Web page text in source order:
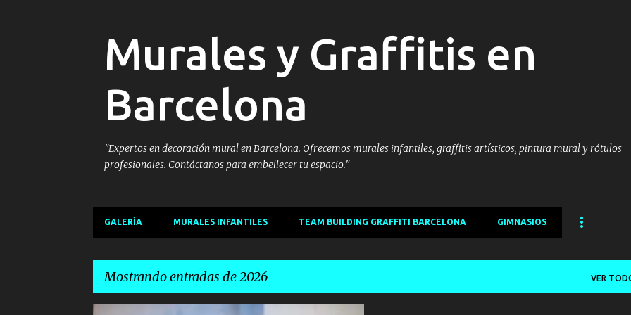
Murales y Graffitis en
Barcelona
"Expertos en decoración mural en Barcelona. Ofrecemos murales infantiles, graffitis artísticos, pintura mural y rótulos
profesionales. Contáctanos para embellecer tu espacio."
GALERÍA MURALES INFANTILES TEAM BUILDING GRAFFITI BARCELONA GIMNASIOS
Mostrando entradas de 2026 VER